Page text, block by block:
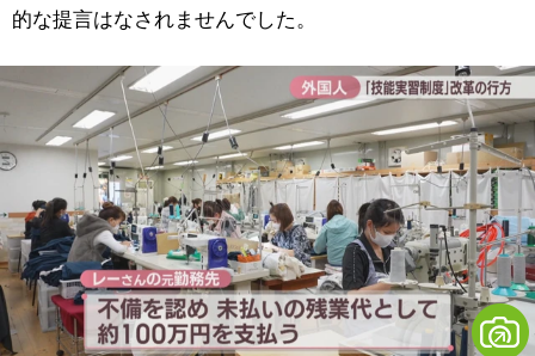
的な提言はなされませんでした。